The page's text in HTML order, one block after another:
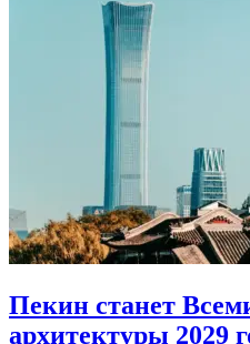
Пекин станет
архитектуры 2029